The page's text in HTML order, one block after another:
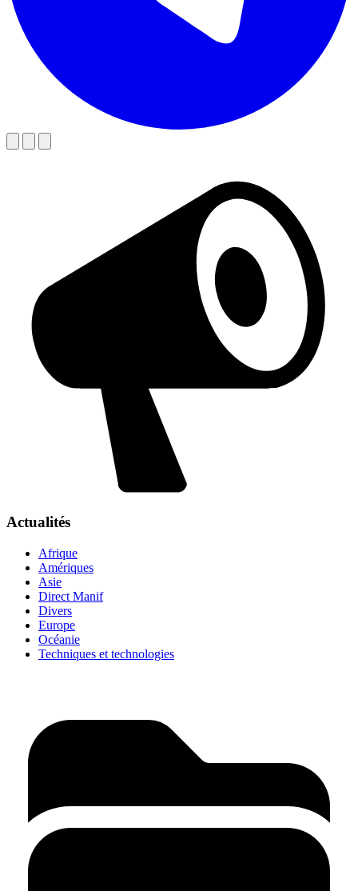
Actualités
Afrique
Amériques
Asie
Direct Manif
Divers
Europe
Océanie
Techniques et technologies